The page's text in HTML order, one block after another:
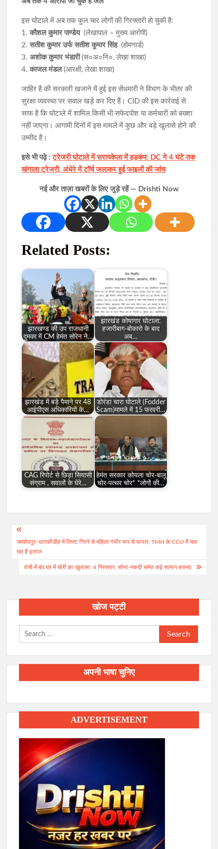
इस घोटाले में अब तक कुल चार लोगों की गिरफ्तारी हो चुकी है:
1.कौशल कुमार पाण्डेय (लेखापाल – मुख्य आरोपी)
2.सतीश कुमार उर्फ सतीश कुमार सिंह (होमगार्ड)
3.अशोक कुमार भंडारी(स०अ०नि०, लेखा शाखा)
4.काजल मंडल(आरक्षी, लेखा शाखा)
जाहिर है की सरकारी खजाने में हुई इस सेंधमारी ने विभाग के भीतर की
सुरक्षा व्यवस्था पर सवाल खड़े कर दिए हैं। CID की इस कार्रवाई से
साफ है कि घोटाले में शामिल किसी भी सफेदपोश या कर्मचारी को बख्शा
नहीं जाएगा। आगामी दिनों में इस मामले में कुछ और बड़े खुलासे होने की
उम्मीद है।
इसे भी पढ़े :ट्रेजरी घोटाले में सरायकेला में हड़कंप: DC ने 4 घंटे तक
खंगाला ट्रेजरी, अंधेरे में टॉर्च जलाकर हुई फाइलों की जांच
नई और ताज़ा खबरों के लिए जुड़े रहें — Drishti Now
Related Posts:
झारखण्ड की उप राजधानी
दुमका में CM हेमंत सोरेन ने…
झारखंड कोषागार घोटाला:
हजारीबाग-बोकारो के बाद
अब…
झारखंड में बड़े पैमाने पर 48
आईपीएस अधिकारियों के…
डोरंडा चारा घोटाले (Fodder
Scam)मामले में 15 फरवरी…
CAG रिपोर्ट से छिड़ा सियासी
संग्राम , सवालों के घेरे…
हेमंत सरकार कोयला चोर-बालू
चोर-पत्थर चोर* *लोगों की…
Post
navigation
जमशेदपुर: धातकीडीह में लिफ्ट गिरने से महिला गंभीर रूप से घायल, TMH के CCU में चल
रहा है इलाज
रांची में बंद घर में चोरी का खुलासा: 4 गिरफ्तार, सोना-नकदी समेत कई सामान बरामद
खोज पट्टी
Search
for:
अपनी भाषा चुनिए
ADVERTISEMENT